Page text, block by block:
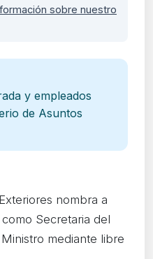
sobre nuestro
y empleados
de Asuntos
nombra a
Secretaria del
mediante libre